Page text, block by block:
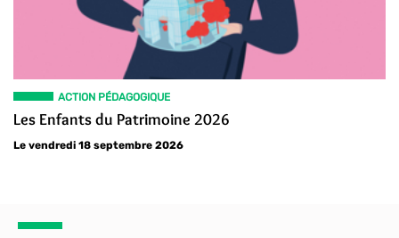
ACTION PÉDAGOGIQUE
Les Enfants du Patrimoine 2026
Le vendredi 18 septembre 2026